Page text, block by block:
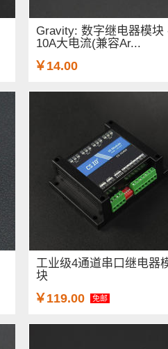
Gravity: 数字继电器模块
10A大电流(兼容Ar...
￥14.00
工业级4通道串口继电器
块
￥119.00 免邮